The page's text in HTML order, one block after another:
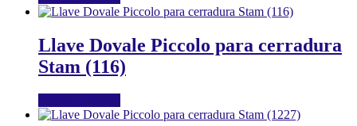
Llave Dovale Piccolo para cerradura
Stam (116)